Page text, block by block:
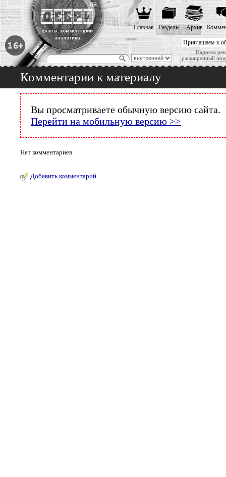
Приглашаем к
Надоела
расширенный
Главная Разделы Архив
Комментарии к материалу
Вы просматриваете обычную версию сайта.
Перейти на мобильную версию >>
Нет комментариев
Добавить комментарий